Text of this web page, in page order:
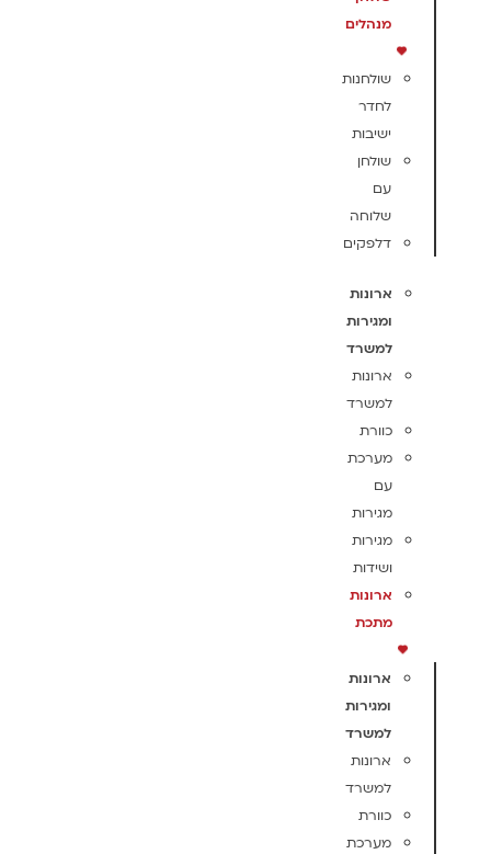
מנהלים
שולחנות
לחדר
ישיבות
שולחן
עם
שלוחה
דלפקים
ארונות
ומגירות
למשרד
ארונות
למשרד
כוורת
מערכת
עם
מגירות
מגירות
ושידות
ארונות
מתכת
ארונות
ומגירות
למשרד
ארונות
למשרד
כוורת
מערכת